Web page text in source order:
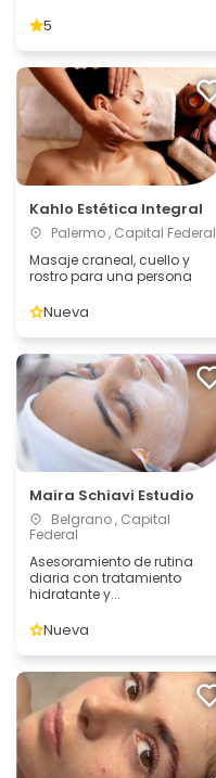
5
Kahlo Estética Integral
Palermo , Capital Federal
Masaje craneal, cuello y
rostro para una persona
Nueva
Maira Schiavi Estudio
Belgrano , Capital
Federal
Asesoramiento de rutina
diaria con tratamiento
hidratante y...
Nueva